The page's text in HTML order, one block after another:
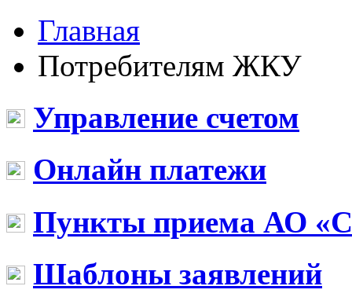
Главная
Потребителям ЖКУ
Управление счетом
Онлайн платежи
Пункты приема АО
Шаблоны заявлений